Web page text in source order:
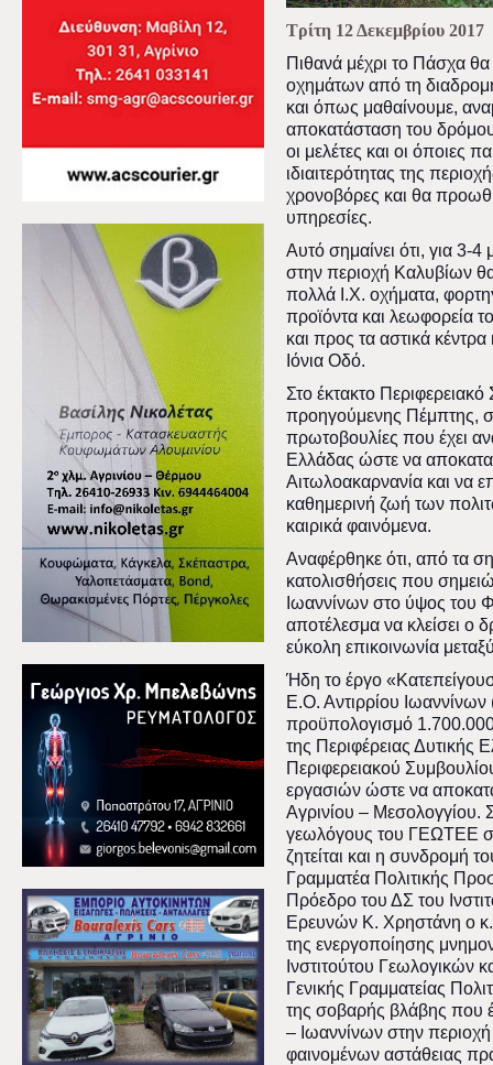
Τρίτη 12 Δεκεμβρίου 2017
Πιθανά μέχρι το Πάσχα
οχημάτων από τη
και όπως μαθαίνουμε,
αποκατάσταση του
οι μελέτες και οι όποιες
ιδιαιτερότητας της
χρονοβόρες και θα
υπηρεσίες.
Αυτό σημαίνει ότι, για 3-4
στην περιοχή Καλυβίων
πολλά Ι.Χ. οχήματα,
προϊόντα και λεωφορεία
και προς τα αστικά
Ιόνια Οδό.
Στο έκτακτο
προηγούμενης Πέμπτης,
πρωτοβουλίες που έχει
Ελλάδας ώστε να
Αιτωλοακαρνανία και να
καθημερινή ζωή των
καιρικά φαινόμενα.
Αναφέρθηκε ότι, από τα
κατολισθήσεις που
Ιωαννίνων στο ύψος του
αποτέλεσμα να κλείσει ο
εύκολη επικοινωνία
Ήδη το έργο
Ε.Ο. Αντιρρίου
προϋπολογισμό
της Περιφέρειας
Περιφερειακού
εργασιών ώστε να
Αγρινίου – Μεσολογγίου.
γεωλόγους του ΓΕΩΤΕΕ
ζητείται και η συνδρομή
Γραμματέα Πολιτικής
Πρόεδρο του ΔΣ του
Ερευνών Κ. Χρηστάνη ο
της ενεργοποίησης
Ινστιτούτου Γεωλογικών
Γενικής Γραμματείας
της σοβαρής βλάβης που
– Ιωαννίνων στην
φαινομένων αστάθειας